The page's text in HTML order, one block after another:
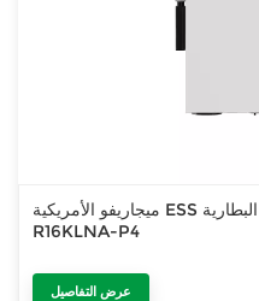
ميجاريفو الأمريكية ESS سبليت طور انفرتر 48 فولت جهد البطارية
R16KLNA-P4
عرض التفاصيل